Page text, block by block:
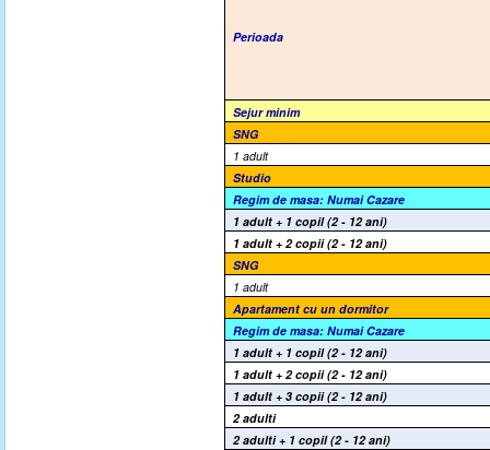
Perioada
Sejur minim
SNG
1 adult
Studio
Regim de masa:Numai Cazare
1 adult + 1 copil (2 - 12 ani)
1 adult + 2 copii (2 - 12 ani)
SNG
1 adult
Apartament cu un dormitor
Regim de masa:Numai Cazare
1 adult + 1 copil (2 - 12 ani)
1 adult + 2 copii (2 - 12 ani)
1 adult + 3 copii (2 - 12 ani)
2 adulti
2 adulti + 1 copil (2 - 12 ani)